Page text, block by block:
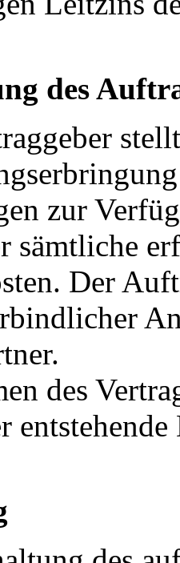
des
zur
sämtliche
Der
des